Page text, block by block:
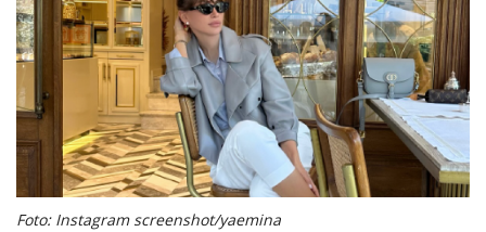
Foto: Instagram screenshot/yaemina